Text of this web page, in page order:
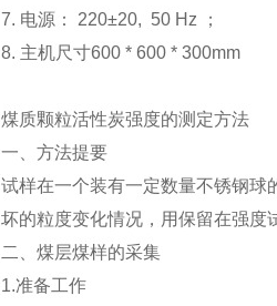
7. 电源： 220±20, 50 Hz ；
8. 主机尺寸600 * 600 * 300mm
煤质颗粒活性炭强度的测定方法
一、方法提要
试样在一个装有一定数量不锈钢球
坏的粒度变化情况，用保留在强度
二、煤层煤样的采集
1.准备工作